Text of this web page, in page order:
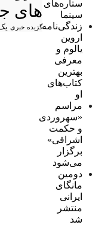
ستاره‌های
سینما
زندگی‌نامه
اروین
یالوم و
معرفی
بهترین
کتاب‌های
او
مراسم
«سهروردی
و حکمت
اشراقی»
برگزار
می‌شود
دومین
مانگای
ایرانی
منتشر
شد
های
گزیده خبری